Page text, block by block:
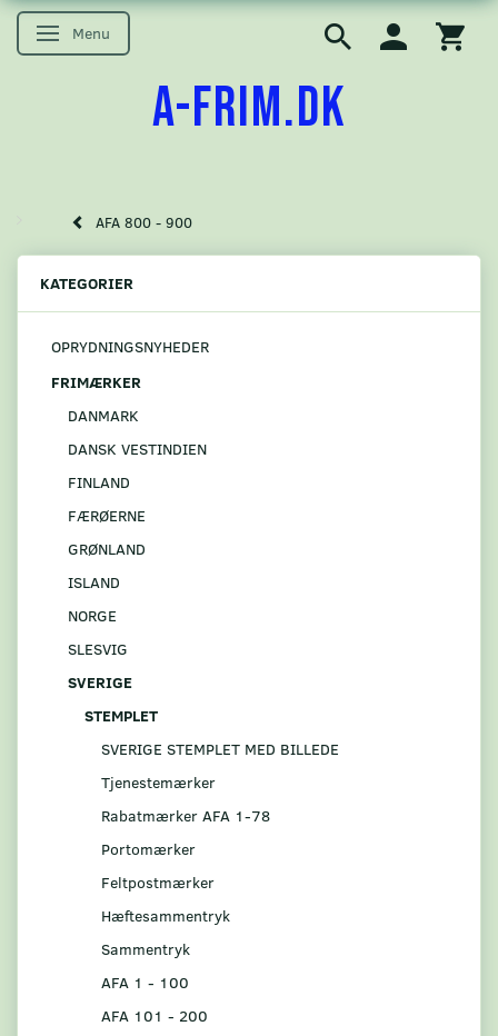
Skifte navigation
Menu
A-FRIM.DK
AFA 800 - 900
KATEGORIER
OPRYDNINGSNYHEDER
FRIMÆRKER
DANMARK
DANSK VESTINDIEN
FINLAND
FÆRØERNE
GRØNLAND
ISLAND
NORGE
SLESVIG
SVERIGE
STEMPLET
SVERIGE STEMPLET MED BILLEDE
Tjenestemærker
Rabatmærker AFA 1-78
Portomærker
Feltpostmærker
Hæftesammentryk
Sammentryk
AFA 1 - 100
AFA 101 - 200